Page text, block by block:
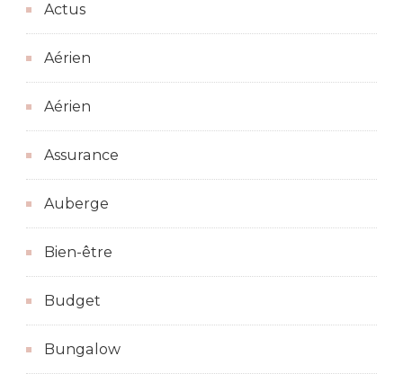
Actus
Aérien
Aérien
Assurance
Auberge
Bien-être
Budget
Bungalow